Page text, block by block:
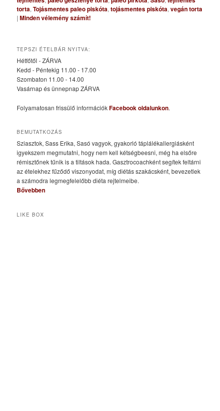
torta,Tojásmentes paleo piskóta,tojásmentes piskóta,vegán torta
|Minden vélemény számít!
TEPSZI ÉTELBÁR NYITVA:
Hétfőtől - ZÁRVA
Kedd - Péntekig 11.00 - 17.00
Szombaton 11.00 - 14.00
Vasárnap és ünnepnap ZÁRVA
Folyamatosan frissülő információkFacebook oldalunkon.
BEMUTATKOZÁS
Sziasztok, Sass Erika, Sasó vagyok, gyakorló táplálékallergiásként
igyekszem megmutatni, hogy nem kell kétségbeesni, még ha elsőre
rémisztőnek tűnik is a tiltások hada. Gasztrocoachként segítek feltárni
az ételekhez fűződő viszonyodat, míg diétás szakácsként, bevezetlek
a számodra legmegfelelőbb diéta rejtelmeibe.
Bővebben
LIKE BOX